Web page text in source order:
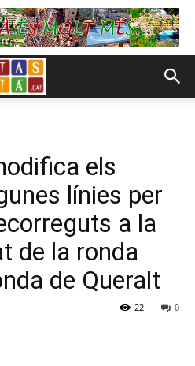
els
línies per
a la
de la ronda
de Queralt
0
22